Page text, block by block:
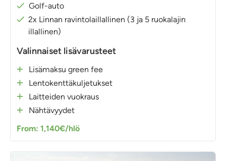
Golf-auto
2x Linnan ravintolaillallinen (3 ja 5 ruokalajin
illallinen)
Valinnaiset lisävarusteet
Lisämaksu green fee
Lentokenttäkuljetukset
Laitteiden vuokraus
Nähtävyydet
From: 1,140€/hlö